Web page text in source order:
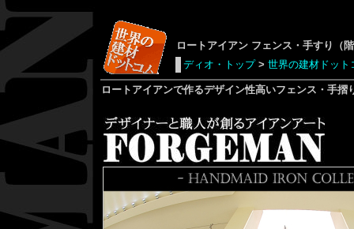
ロートアイアン フェンス・手すり（
ディオ・トップ > 世界の建材ドット
ロートアイアンで作るデザイン性高いフェンス ・ 手摺